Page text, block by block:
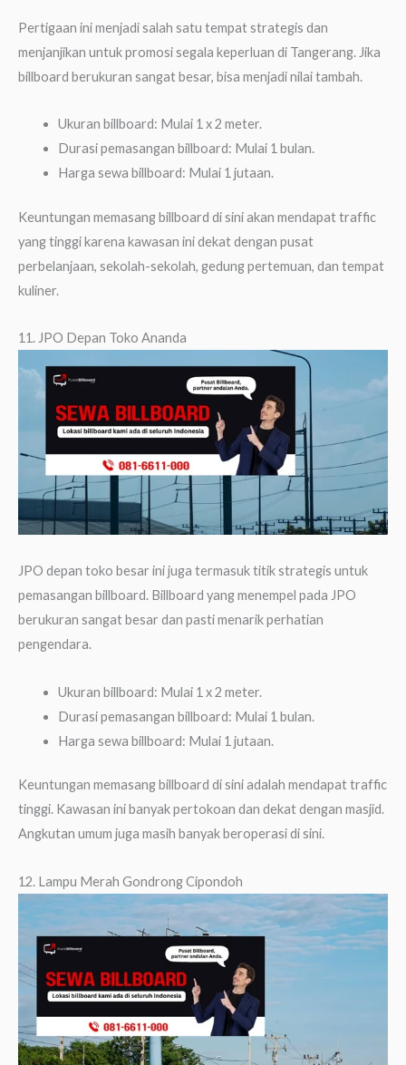
Pertigaan ini menjadi salah satu tempat strategis dan
menjanjikan untuk promosi segala keperluan di Tangerang. Jika
billboard berukuran sangat besar, bisa menjadi nilai tambah.
Ukuran billboard: Mulai 1 x 2 meter.
Durasi pemasangan billboard: Mulai 1 bulan.
Harga sewa billboard: Mulai 1 jutaan.
Keuntungan memasang billboard di sini akan mendapat traffic
yang tinggi karena kawasan ini dekat dengan pusat
perbelanjaan, sekolah-sekolah, gedung pertemuan, dan tempat
kuliner.
11. JPO Depan Toko Ananda
JPO depan toko besar ini juga termasuk titik strategis untuk
pemasangan billboard. Billboard yang menempel pada JPO
berukuran sangat besar dan pasti menarik perhatian
pengendara.
Ukuran billboard: Mulai 1 x 2 meter.
Durasi pemasangan billboard: Mulai 1 bulan.
Harga sewa billboard: Mulai 1 jutaan.
Keuntungan memasang billboard di sini adalah mendapat traffic
tinggi. Kawasan ini banyak pertokoan dan dekat dengan masjid.
Angkutan umum juga masih banyak beroperasi di sini.
12. Lampu Merah Gondrong Cipondoh